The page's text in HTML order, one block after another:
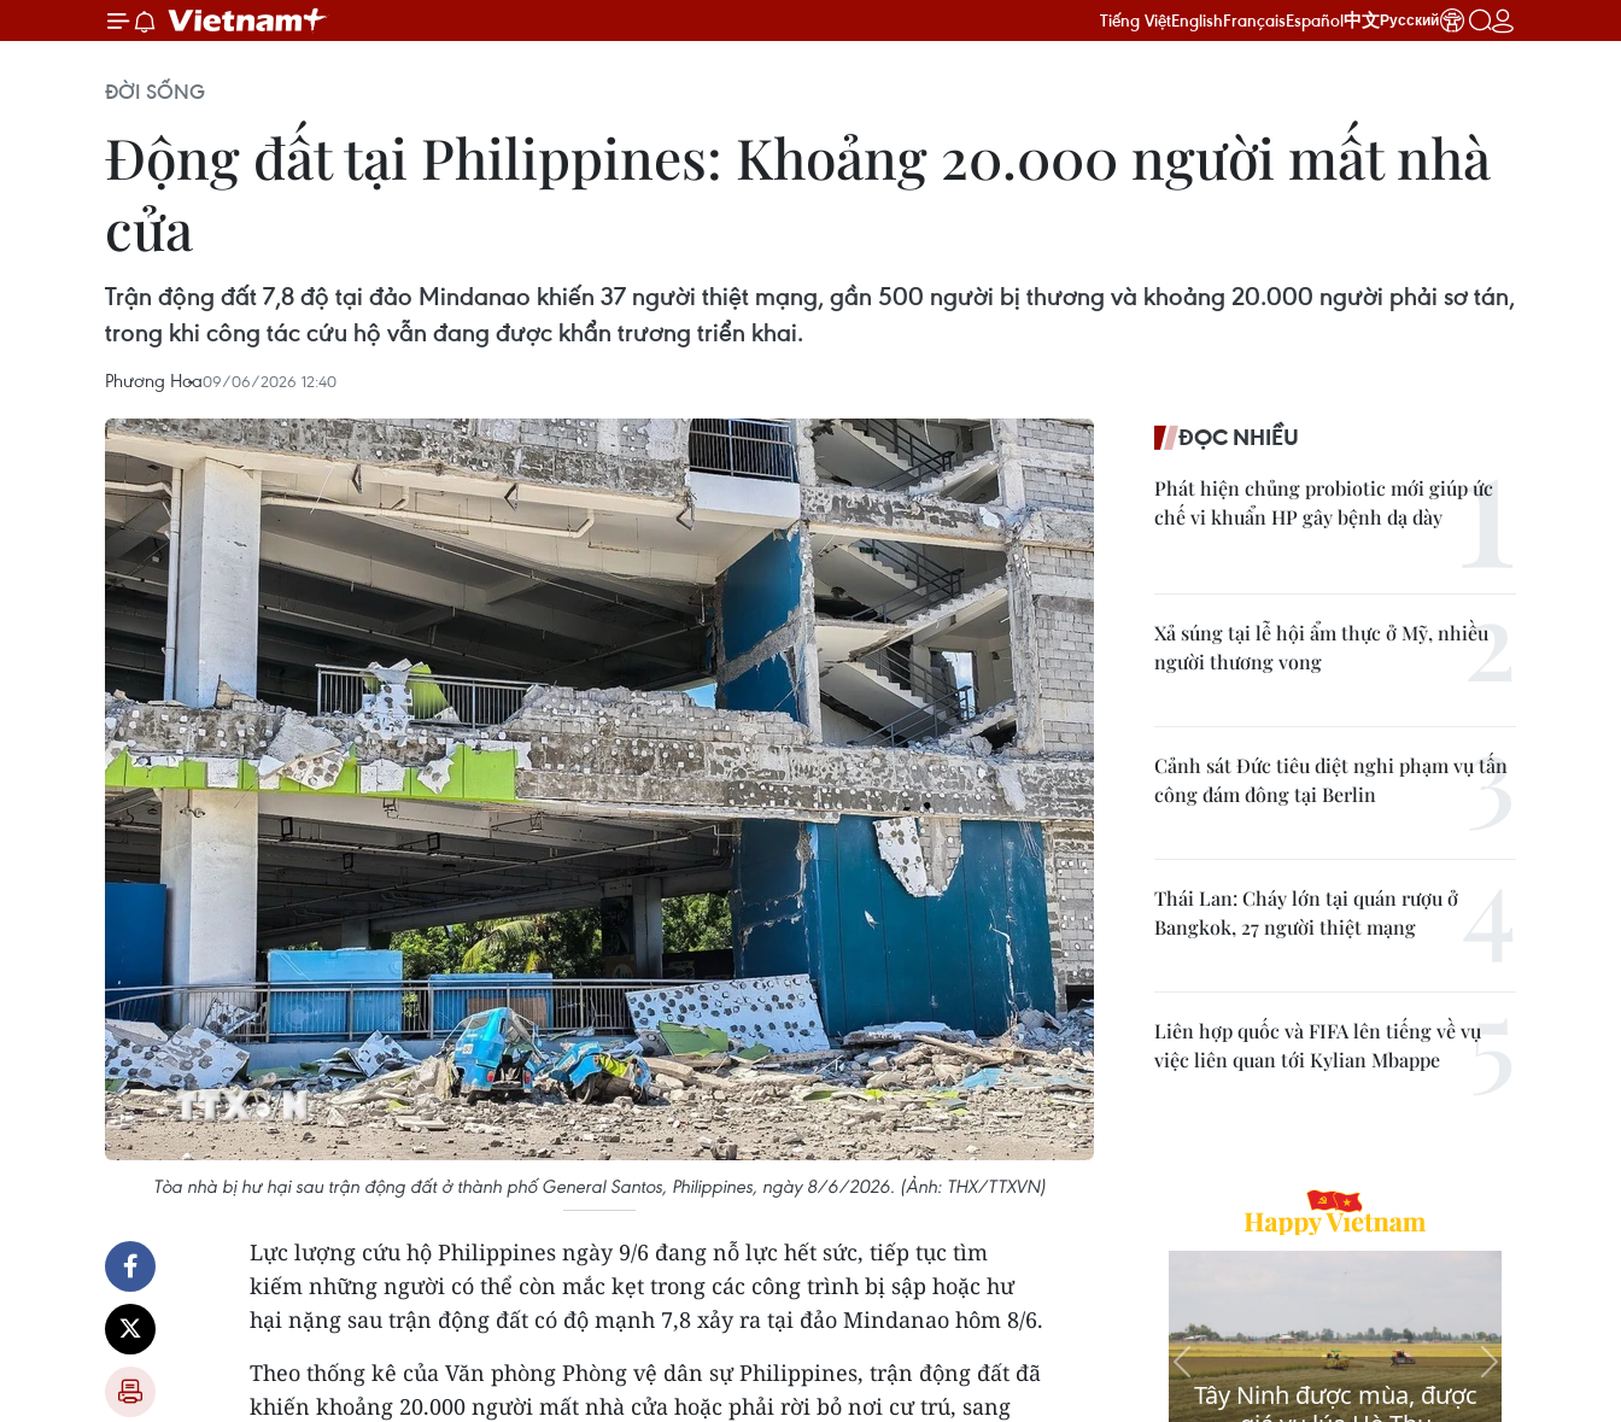
Tiếng ViệtEnglishFrançaisEspañol中文Русский
ĐỜI SỐNG
Động đất tại Philippines: Khoảng 20.000 người mất nhà
cửa
Trận động đất 7,8 độ tại đảo Mindanao khiến 37 người thiệt mạng, gần 500 người bị thương và khoảng 20.000 người phải sơ tán,
trong khi công tác cứu hộ vẫn đang được khẩn trương triển khai.
Phương Hoa09/06/2026 12:40
Tòa nhà bị hư hại sau trận động đất ở thành phố General Santos, Philippines, ngày 8/6/2026. (Ảnh: THX/TTXVN)
Lực lượng cứu hộ Philippines ngày 9/6 đang nỗ lực hết sức, tiếp tục tìm
kiếm những người có thể còn mắc kẹt trong các công trình bị sập hoặc hư
hại nặng sau trận động đất có độ mạnh 7,8 xảy ra tại đảo Mindanao hôm 8/6.
Theo thống kê của Văn phòng Phòng vệ dân sự Philippines, trận động đất đã
khiến khoảng 20.000 người mất nhà cửa hoặc phải rời bỏ nơi cư trú, sang
ĐỌC NHIỀU
Phát hiện chủng probiotic mới giúp ức
chế vi khuẩn HP gây bệnh dạ dày
Xả súng tại lễ hội ẩm thực ở Mỹ, nhiều
người thương vong
Cảnh sát Đức tiêu diệt nghi phạm vụ tấn
công đám đông tại Berlin
Thái Lan: Cháy lớn tại quán rượu ở
Bangkok, 27 người thiệt mạng
Liên hợp quốc và FIFA lên tiếng về vụ
việc liên quan tới Kylian Mbappe